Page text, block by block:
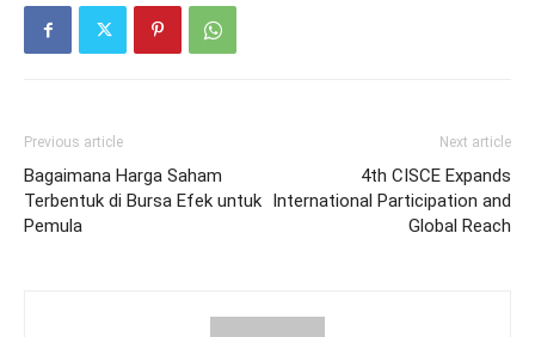
Previous article
Bagaimana Harga Saham
Terbentuk di Bursa Efek untuk
Pemula
Next article
4th CISCE Expands
International Participation and
Global Reach